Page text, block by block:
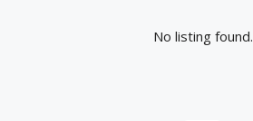
No listing found.